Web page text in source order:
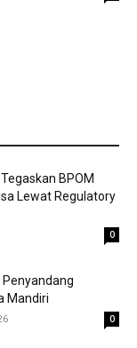
BPOM
Lewat Regulatory
0
Mandiri
0